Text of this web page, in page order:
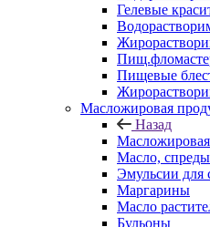
Гелевые
Пищевые
Масложировая
Назад
Масло, спреды
Эмульсии для
Маргарины
Масло
Бульоны